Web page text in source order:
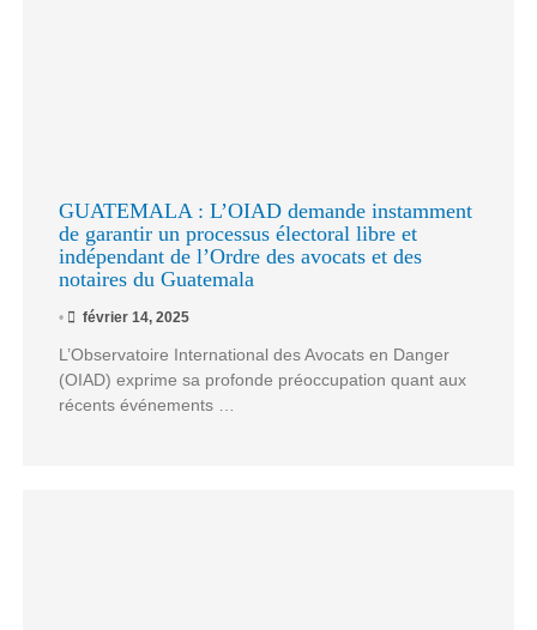
GUATEMALA : L’OIAD demande instamment
de garantir un processus électoral libre et
indépendant de l’Ordre des avocats et des
notaires du Guatemala
• février 14, 2025
L’Observatoire International des Avocats en Danger
(OIAD) exprime sa profonde préoccupation quant aux
récents événements …